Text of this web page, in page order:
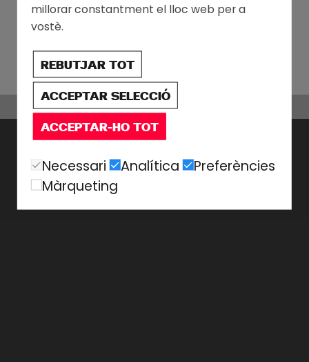
millorar constantment el lloc web per a
vostè.
REBUTJAR TOT
ACCEPTAR SELECCIÓ
ACCEPTAR-HO TOT
Necessari Analítica
Preferències
Màrqueting